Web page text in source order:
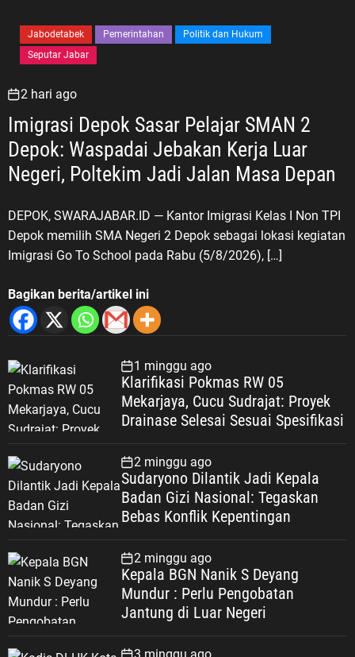
Jabodetabek Pemerintahan
Politik dan Hukum
Seputar Jabar
2 hari ago
Imigrasi Depok Sasar Pelajar SMAN 2
Depok: Waspadai Jebakan Kerja Luar
DEPOK, SWARAJABAR.ID — Kantor Imigrasi Kelas I Non TPI
Depok memilih SMA Negeri 2 Depok sebagai lokasi kegiatan
Imigrasi Go To School pada Rabu (5/8/2026), […]
Bagikan berita/artikel ini
1 minggu ago
Klarifikasi Pokmas RW 05
Mekarjaya, Cucu Sudrajat: Proyek
Drainase Selesai Sesuai Spesifikasi
2 minggu ago
Sudaryono Dilantik Jadi Kepala
Badan Gizi Nasional: Tegaskan
Bebas Konflik Kepentingan
2 minggu ago
Kepala BGN Nanik S Deyang
Mundur : Perlu Pengobatan
Jantung di Luar Negeri